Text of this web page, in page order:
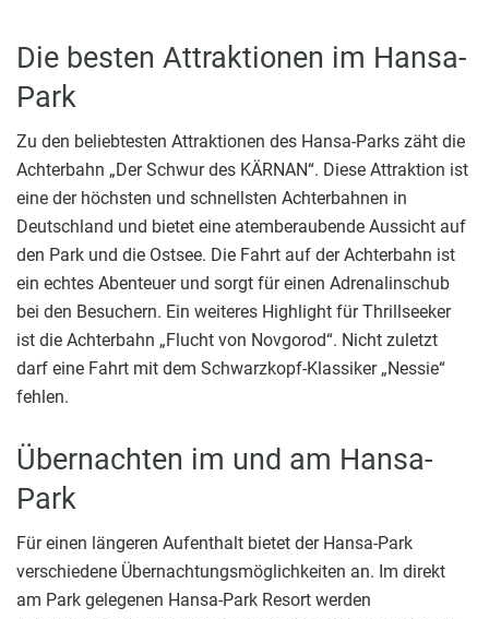
Die besten Attraktionen im Hansa-
Park
Zu den beliebtesten Attraktionen des Hansa-Parks zäht die
Achterbahn „Der Schwur des KÄRNAN“. Diese Attraktion ist
eine der höchsten und schnellsten Achterbahnen in
Deutschland und bietet eine atemberaubende Aussicht auf
den Park und die Ostsee. Die Fahrt auf der Achterbahn ist
ein echtes Abenteuer und sorgt für einen Adrenalinschub
bei den Besuchern. Ein weiteres Highlight für Thrillseeker
ist die Achterbahn „Flucht von Novgorod“. Nicht zuletzt
darf eine Fahrt mit dem Schwarzkopf-Klassiker „Nessie“
fehlen.
Übernachten im und am Hansa-
Park
Für einen längeren Aufenthalt bietet der Hansa-Park
verschiedene Übernachtungsmöglichkeiten an. Im direkt
am Park gelegenen Hansa-Park Resort werden